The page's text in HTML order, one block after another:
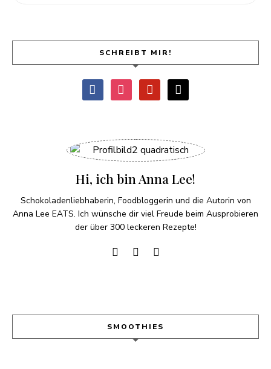
SCHREIBT MIR!
Hi, ich bin Anna Lee!
Schokoladenliebhaberin, Foodbloggerin und die Autorin von
Anna Lee EATS. Ich wünsche dir viel Freude beim Ausprobieren
der über 300 leckeren Rezepte!
SMOOTHIES